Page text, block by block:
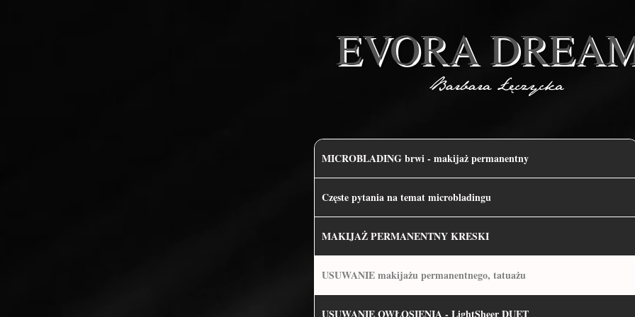
EVORA
MICROBLADING brwi - makijaż permanentny
Częste pytania na temat microbladingu
MAKIJAŻ PERMANENTNY KRESKI
USUWANIE makijażu permanentnego, tatuażu
USUWANIE OWŁOSIENIA - LightSheer DUET